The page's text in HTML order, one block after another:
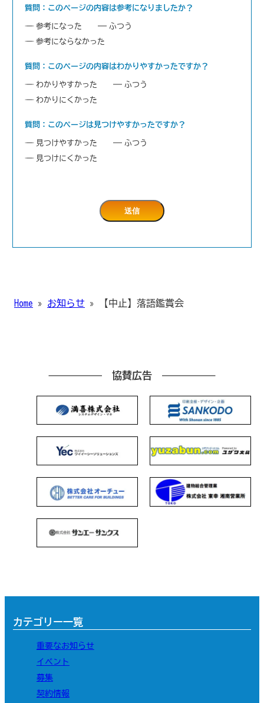
質問：このページの内容は参考になりましたか？
参考になった
ふつう
参考にならなかった
質問：このページの内容はわかりやすかったですか？
わかりやすかった
ふつう
わかりにくかった
質問：このページは見つけやすかったですか？
見つけやすかった
ふつう
見つけにくかった
Home » お知らせ » 【中止】落語鑑賞会
協賛広告
カテゴリー一覧
重要なお知らせ
イベント
募集
契約情報